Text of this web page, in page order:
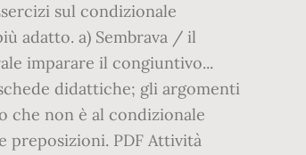
sul condizionale
adatto. a) Sembrava / il
imparare il congiuntivo...
didattiche; gli argomenti
che non è al condizionale
preposizioni. PDF Attività